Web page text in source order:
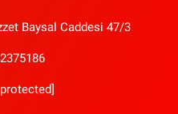
Baysal Caddesi 47/3